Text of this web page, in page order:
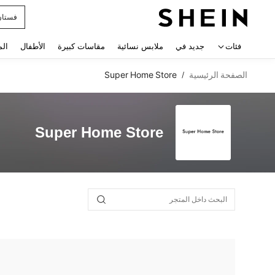
فئات جديد في ملابس نسائية مقاسات كبيرة الأطفال
الصفحة الرئيسية /
Super Home Store
Super Home Store